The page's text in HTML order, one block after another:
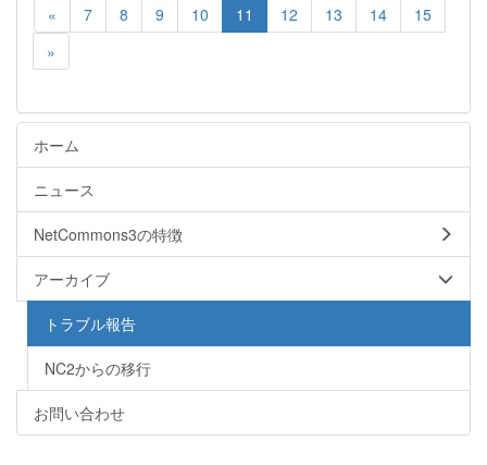
« 7 8 9 10 11 12 13 14
15
»
ホーム
ニュース
NetCommons3の特徴
アーカイブ
トラブル報告
NC2からの移行
お問い合わせ